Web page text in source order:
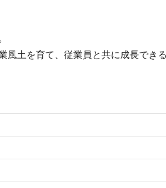
土を育て、従業員と共に成長でき